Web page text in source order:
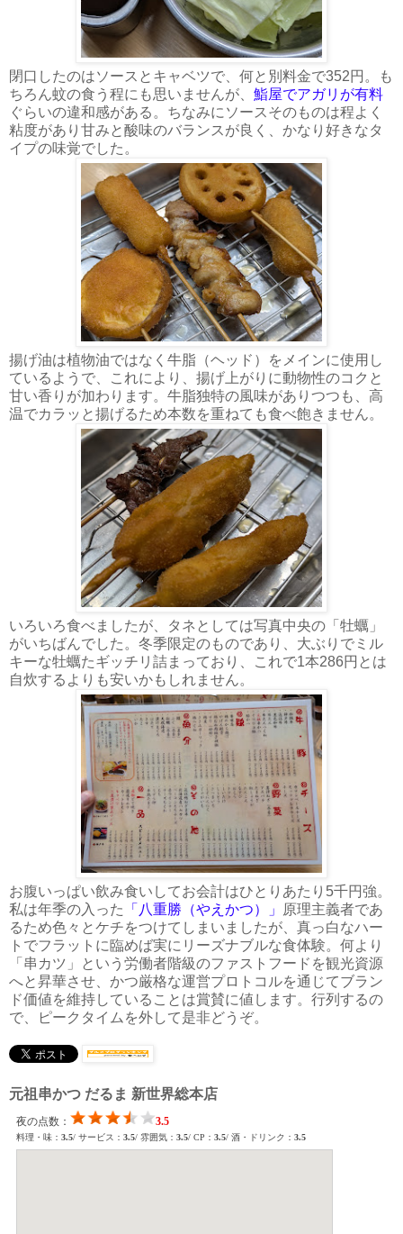
閉口したのはソースとキャベツで、何と別料金で352円。も
ちろん蚊の食う程にも思いませんが、 鮨屋でアガリが有料
ぐらいの違和感がある。ちなみにソースそのものは程よく
粘度があり甘みと酸味のバランスが良く、かなり好きなタ
イプの味覚でした。
揚げ油は植物油ではなく牛脂（ヘッド）をメインに使用し
ているようで、これにより、揚げ上がりに動物性のコクと
甘い香りが加わります。牛脂独特の風味がありつつも、高
温でカラッと揚げるため本数を重ねても食べ飽きません。
いろいろ食べましたが、タネとしては写真中央の「牡蠣」
がいちばんでした。冬季限定のものであり、大ぶりでミル
キーな牡蠣たギッチリ詰まっており、これで1本286円とは
自炊するよりも安いかもしれません。
お腹いっぱい飲み食いしてお会計はひとりあたり5千円強。
私は年季の入った
「八重勝（やえかつ）」
原理主義者であ
るため色々とケチをつけてしまいましたが、真っ白なハー
トでフラットに臨めば実にリーズナブルな食体験。何より
「串カツ」という労働者階級のファストフードを観光資源
へと昇華させ、かつ厳格な運営プロトコルを通じてブラン
ド価値を維持していることは賞賛に値します。行列するの
で、ピークタイムを外して是非どうぞ。
元祖串かつ だるま 新世界総本店